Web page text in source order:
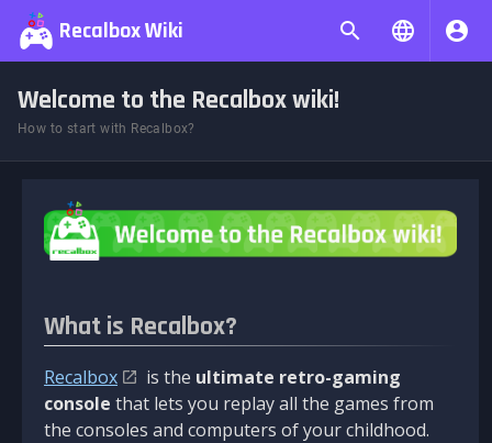
Recalbox Wiki
Welcome to the Recalbox wiki!
How to start with Recalbox?
What is Recalbox?
Recalbox is the ultimate retro-gaming
console that lets you replay all the games from
the consoles and computers of your childhood.